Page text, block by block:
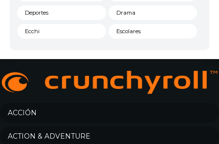
Deportes Drama
Ecchi Escolares
Historico Infantil
ACCIÓN
ACTION & ADVENTURE